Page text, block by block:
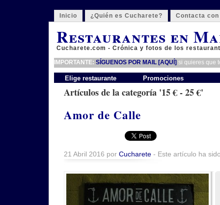
Inicio ¿Quién es Cucharete? Contacta
Restaurantes en
Cucharete.com - Crónica y fotos de los
IMPORTANTE: SÍGUENOS POR MAIL [AQUÍ] si quieres que
Elige restaurante Promociones
Artículos de la categoría '15 € - 25 €'
Amor de Calle
21 Abril 2016 por Cucharete - Este artículo ha